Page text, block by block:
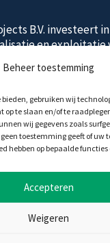
Beheer toestemming
gebruiken wij
op te slaan en/of te
wij gegevens zoals
geen toestemming geeft of
hebben op bepaalde
Accepteren
Weigeren
B.V. investeert
en exploitatie
diverse partijen.
B.V.